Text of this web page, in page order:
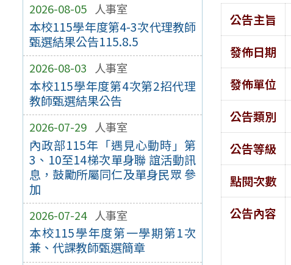
2026-08-05 人事室
本校115學年度第4-3次代理教師
甄選結果公告115.8.5
2026-08-03 人事室
本校115學年度第4次第2招代理
教師甄選結果公告
2026-07-29 人事室
內政部115年「遇見心動時」第
3、10至14梯次單身聯 誼活動訊
息，鼓勵所屬同仁及單身民眾 參
加
2026-07-24 人事室
本校115學年度第一學期第1次
兼、代課教師甄選簡章
公告主旨
發佈日期
發佈單位
公告類別
公告等級
點閱次數
公告內容